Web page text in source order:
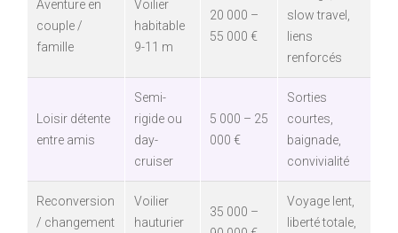
Aventure en
couple /
famille
Voilier
habitable
9-11 m
20 000 –
55 000 €
slow travel,
liens
renforcés
Loisir détente
entre amis
Semi-
rigide ou
day-
cruiser
5 000 – 25
000 €
Sorties
courtes,
baignade,
convivialité
Reconversion
/ changement
Voilier
hauturier
35 000 –
Voyage lent,
liberté totale,